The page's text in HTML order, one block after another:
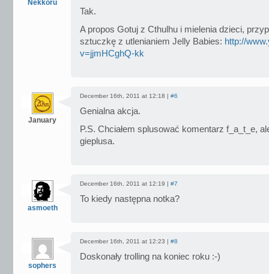
Nekkoru
Tak.
A propos Gotuj z Cthulhu i mielenia dzieci,
sztuczkę z utlenianiem Jelly Babies: http://
v=jjmHCghQ-kk
January
December 16th, 2011 at 12:18 | #6
Genialna akcja.
P.S. Chciałem splusować komentarz f_a_t_e,
gieplusa.
asmoeth
December 16th, 2011 at 12:19 | #7
To kiedy następna notka?
sophers
December 16th, 2011 at 12:23 | #8
Doskonały trolling na koniec roku :-)